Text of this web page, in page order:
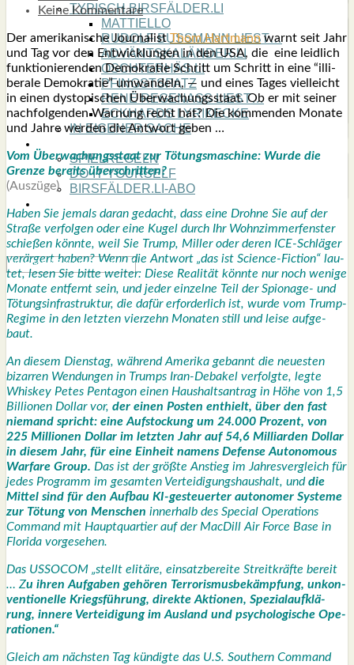
TYPISCH BIRSFÄLDER.LI
MATTIELLO
RUDOLF BUSS­MANN LIEST…
ADVÄNTSKALÄNDER.LI
OSCHTERHÄS.LI
PFINGST­SPATZ
RENÉ REGEN­ASS LIEST…
ECK­HARDS LYRIK­ECKE
IN EIGE­NER SACHE
SPIEL­RE­GELN
DO-IT-YOUR­S­ELF
BIRSFÄLDER.LI-ABO
Keine Kommentare
Der ame­ri­ka­ni­sche Jour­na­listThom Hart­mannwarnt seit Jahr
und Tag vor den Ent­wick­lun­gen in den USA, die eine leid­lich
funk­tio­nie­ren­den Demo­kra­tie Schritt um Schritt in eine “illi­
be­ra­le Demo­kra­tie” umwan­deln, — und eines Tages viel­leicht
in einen dys­to­pi­schen Über­wa­chungs­staat. Ob er mit sei­ner
nach­fol­gen­den War­nung recht hat? Die kom­men­den Mona­te
und Jah­re wer­den die Ant­wort geben …
Vom Über­wa­chungs­staat zur Tötungs­ma­schi­ne: Wur­de die
Gren­ze bereits über­schrit­ten?
(Aus­zü­ge)
Haben Sie jemals dar­an gedacht, dass eine Droh­ne Sie auf der
Stra­ße ver­fol­gen oder eine Kugel durch Ihr Wohn­zim­mer­fens­ter
schie­ßen könn­te, weil Sie Trump, Mil­ler oder deren ICE-Schlä­ger
ver­är­gert haben? Wenn die Ant­wort „das ist Sci­ence-Fic­tion“ lau­
tet, lesen Sie bit­te wei­ter: Die­se Rea­li­tät könn­te nur noch weni­ge
Mona­te ent­fernt sein, und jeder ein­zel­ne Teil der Spio­na­ge- und
Tötungs­in­fra­struk­tur, die dafür erfor­der­lich ist, wur­de vom Trump-
Regime in den letz­ten vier­zehn Mona­ten still und lei­se auf­ge­
baut.
An die­sem Diens­tag, wäh­rend Ame­ri­ka gebannt die neu­es­ten
bizar­ren Wen­dun­gen in Trumps Iran-Deba­kel ver­folg­te, leg­te
Whis­key Petes Pen­ta­gon einen Haus­halts­an­trag in Höhe von 1,5
Bil­lio­nen Dol­lar vor, der einen Pos­ten ent­hielt, über den fast
nie­mand spricht: eine Auf­sto­ckung um 24.000 Pro­zent, von
225 Mil­lio­nen Dol­lar im letz­ten Jahr auf 54,6 Mil­li­ar­den Dol­lar
in die­sem Jahr, für eine Ein­heit namens Defen­se Auto­no­mous
War­fa­re Group. Das ist der größ­te Anstieg im Jah­res­ver­gleich für
jedes Pro­gramm im gesam­ten Ver­tei­di­gungs­haus­halt, unddie
Mit­tel sind für den Auf­bau KI-gesteu­er­ter auto­no­mer Sys­te­me
zur Tötung von Men­schen inner­halb des Spe­cial Ope­ra­ti­ons
Com­mand mit Haupt­quar­tier auf der MacDill Air Force Base in
Flo­ri­da vor­ge­se­hen.
Das USSOCOM „stellt eli­tä­re, ein­satz­be­rei­te Streit­kräf­te bereit
… Zu ihren Auf­ga­ben gehö­ren Ter­ro­ris­mus­be­kämp­fung, unkon­
ven­tio­nel­le Kriegs­füh­rung, direk­te Aktio­nen, Spe­zi­al­auf­klä­
rung, inne­re Ver­tei­di­gung im Aus­land und psy­cho­lo­gi­sche Ope­
ra­tio­nen.“
Gleich am nächs­ten Tag kün­dig­te das U.S. Sou­thern Com­mand